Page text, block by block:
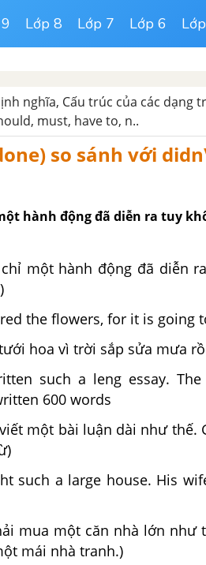
Lớp 8 Lớp 7 Lớp 6
nghĩa, Cấu trúc của các dạng
must, have to, n..
so sánh với
hành động đã diễn ra tuy
chỉ một hành động đã diễn
the flowers, for it is going
hoa vì trời sắp sửa mưa
such a leng essay.
600 words
một bài luận dài như thế.
such a large house. His
mua một căn nhà lớn như
mái nhà tranh.)